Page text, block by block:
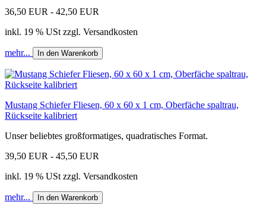
36,50 EUR - 42,50 EUR
inkl. 19 % USt zzgl. Versandkosten
mehr... In den Warenkorb
Mustang Schiefer Fliesen, 60 x 60 x 1 cm, Oberfäche spaltrau,
Rückseite kalibriert
Unser beliebtes großformatiges, quadratisches Format.
39,50 EUR - 45,50 EUR
inkl. 19 % USt zzgl. Versandkosten
mehr... In den Warenkorb